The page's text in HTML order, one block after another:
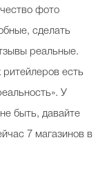
фото
сделать
реальные.
есть
У
быть, давайте
7 магазинов в